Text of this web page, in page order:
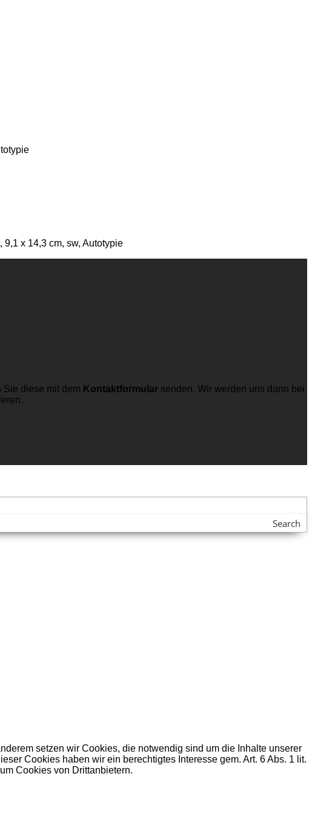
x 14,3 cm, sw, Autotypie
Sie diese mit dem Kontaktformular senden. Wir werden uns dann bei
Search
setzen wir Cookies, die notwendig sind um die Inhalte unserer
Cookies haben wir ein berechtigtes Interesse gem. Art. 6 Abs. 1 lit.
Cookies von Drittanbietern.